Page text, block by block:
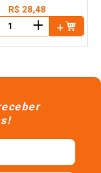
R$ 28,48
＋